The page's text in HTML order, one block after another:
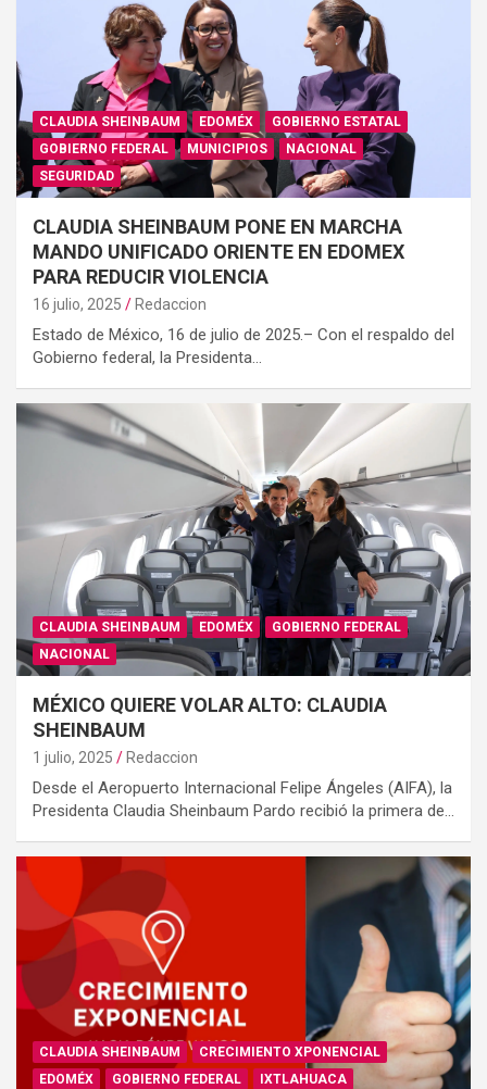
CLAUDIA SHEINBAUM EDOMÉX
GOBIERNO ESTATAL
GOBIERNO FEDERAL
MUNICIPIOS
NACIONAL
SEGURIDAD
CLAUDIA SHEINBAUM PONE EN MARCHA
MANDO UNIFICADO ORIENTE EN EDOMEX
PARA REDUCIR VIOLENCIA
16 julio, 2025 Redaccion
Estado de México, 16 de julio de 2025.– Con el respaldo del
Gobierno federal, la Presidenta…
CLAUDIA SHEINBAUM EDOMÉX
GOBIERNO FEDERAL
NACIONAL
MÉXICO QUIERE VOLAR ALTO: CLAUDIA
SHEINBAUM
1 julio, 2025 Redaccion
Desde el Aeropuerto Internacional Felipe Ángeles (AIFA), la
Presidenta Claudia Sheinbaum Pardo recibió la primera de…
CLAUDIA SHEINBAUM
CRECIMIENTO XPONENCIAL
EDOMÉX
GOBIERNO FEDERAL
IXTLAHUACA